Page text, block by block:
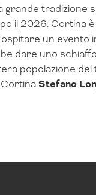
tradizione
il 2026. Cortina
ospitare un
dare uno schiaffo
popolazione
Stefano